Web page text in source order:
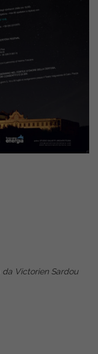
da Victorien Sardou